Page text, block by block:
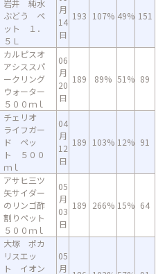
岩井 純水
ぶどう ペ
ット １．
５Ｌ
月
14
日
193 107% 49% 151
カルピスオ
アシススパ
ークリング
ウォーター
５００ｍｌ
06
月
20
日
189 89% 51% 89
チェリオ
ライフガー
ド ペッ
ト ５００
ｍｌ
04
月
12
日
189 103% 12% 91
アサヒ三ツ
矢サイダー
のリンゴ酢
割りペット
５００ｍｌ
05
月
03
日
189 266% 15% 64
大塚 ポカ
リスエッ
ト イオン
05
月